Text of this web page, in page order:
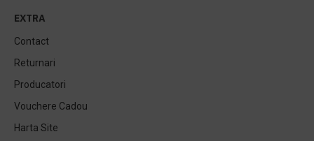
EXTRA
Contact
Returnari
Producatori
Vouchere Cadou
Harta Site